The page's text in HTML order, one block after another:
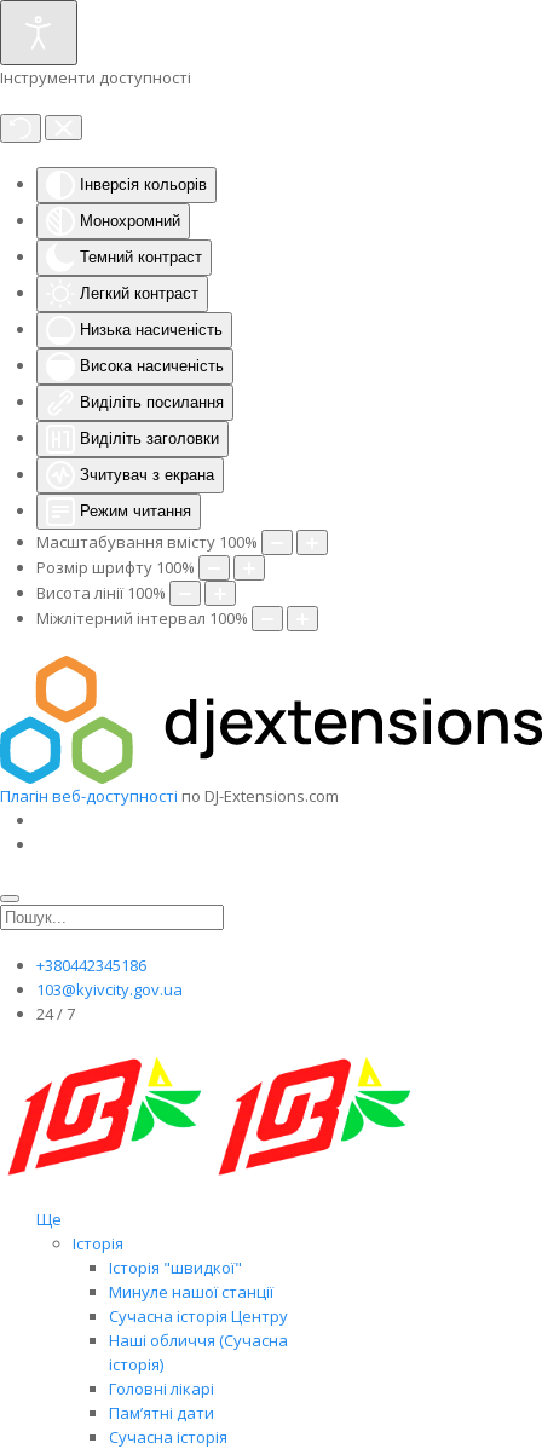
Інструменти доступності
Інверсія кольорів
Монохромний
Темний контраст
Легкий контраст
Низька насиченість
Висока насиченість
Виділіть посилання
Виділіть заголовки
Зчитувач з екрана
Режим читання
Масштабування вмісту 100%
Розмір шрифту 100%
Висота лінії 100%
Міжлітерний інтервал 100%
Плагін веб-доступності по DJ-Extensions.com
+380442345186
103@kyivcity.gov.ua
24 / 7
Ще
Історія
Історія "швидкої"
Минуле нашої станції
Сучасна історія Центру
Наші обличчя (Сучасна
історія)
Головні лікарі
Пам’ятні дати
Сучасна історія